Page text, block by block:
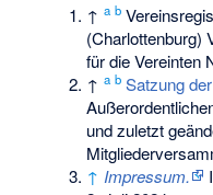
↑a b
(Charlottenburg)
für die Vereinten
↑a b Satzung
und zuletzt
↑ Impressum.